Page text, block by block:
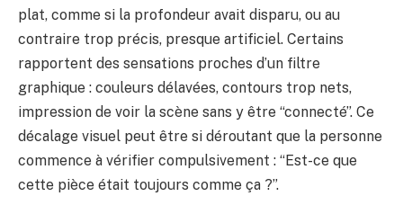
plat, comme si la profondeur avait disparu, ou au
contraire trop précis, presque artificiel. Certains
rapportent des sensations proches d’un filtre
graphique : couleurs délavées, contours trop nets,
impression de voir la scène sans y être “connecté”. Ce
décalage visuel peut être si déroutant que la personne
commence à vérifier compulsivement : “Est-ce que
cette pièce était toujours comme ça ?”.